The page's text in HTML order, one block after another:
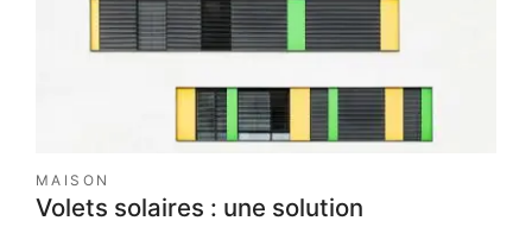
MAISON
Volets solaires : une solution